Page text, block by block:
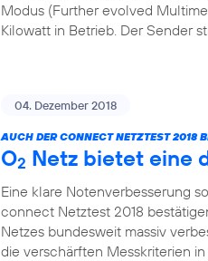
Modus (Further evolved
Kilowatt in Betrieb. Der Sender
04. Dezember 2018
AUCH DER CONNECT NETZTEST 2018
O2 Netz bietet eine
Eine klare Notenverbesserung
connect Netztest 2018
Netzes bundesweit massiv
die verschärften Messkriterien